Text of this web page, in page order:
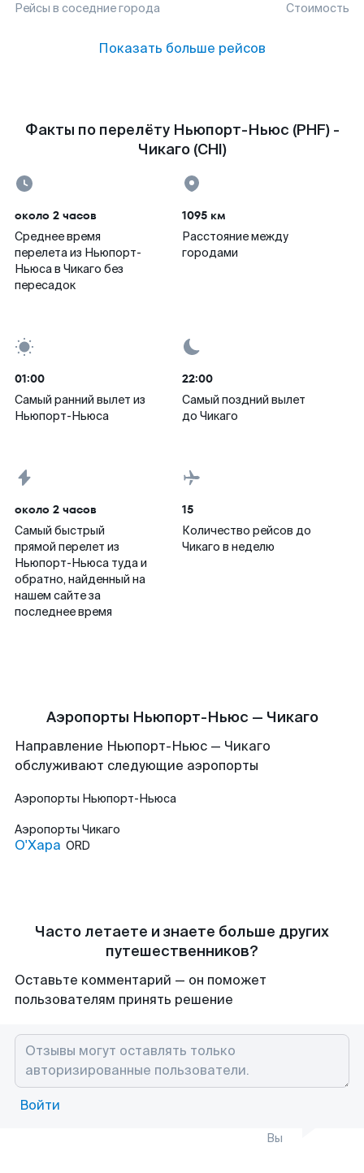
Рейсы в соседние города Стоимость
Показать больше рейсов
Факты по перелёту Ньюпорт-Ньюс (PHF) -
Чикаго (CHI)
около 2 часов
Среднее время
перелета из Ньюпорт-
Ньюса в Чикаго без
пересадок
1095 км
Расстояние между
городами
01:00
Самый ранний вылет из
Ньюпорт-Ньюса
22:00
Самый поздний вылет
до Чикаго
около 2 часов
Самый быстрый
прямой перелет из
Ньюпорт-Ньюса туда и
обратно, найденный на
нашем сайте за
последнее время
15
Количество рейсов до
Чикаго в неделю
Аэропорты Ньюпорт-Ньюс — Чикаго
Направление Ньюпорт-Ньюс — Чикаго
обслуживают следующие аэропорты
Аэропорты Ньюпорт-Ньюса
Аэропорты Чикаго
О'Хара ORD
Часто летаете и знаете больше других
путешественников?
Оставьте комментарий — он поможет
пользователям принять решение
Войти
Вы